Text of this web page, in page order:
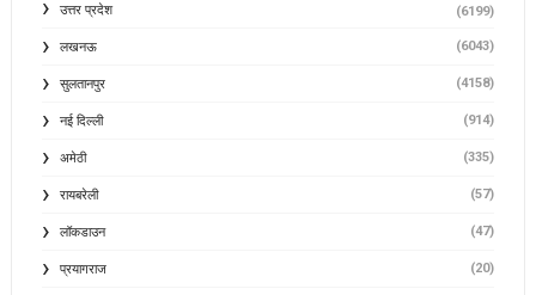
उत्तर प्रदेश (6199)
लखनऊ (6043)
सुलतानपुर (4158)
नई दिल्ली (914)
अमेठी (335)
रायबरेली (57)
लॉकडाउन (47)
प्रयागराज (20)